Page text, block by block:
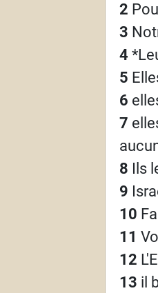
2
3
4
5
6
7
8 Ils
9
10
11
12
13 il